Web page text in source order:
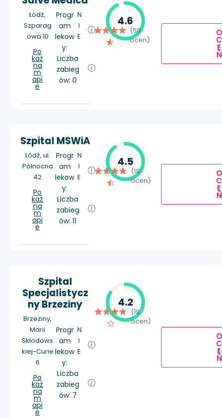
Łódź,
Szparag
owa 10
Po
każ
na
m
api
e
Progr
am
lekow
y:
N
I
E
Liczba
zabieg
ów: 0
4.6
(50
ocen)
O
C
E
Ń
Szpital MSWiA
Łódź, ul.
Północna
42
Po
każ
na
m
api
e
Progr
am
lekow
y:
N
I
E
Liczba
zabieg
ów: 11
4.5
(19
ocen)
O
C
E
Ń
Szpital
Specjalistycz
ny Brzeziny
Brzeziny,
Marii
Skłodows
kiej-Curie
6
Po
każ
na
m
api
e
Progr
am
lekow
y:
N
I
E
Liczba
zabieg
ów: 7
4.2
(19
ocen)
O
C
E
Ń